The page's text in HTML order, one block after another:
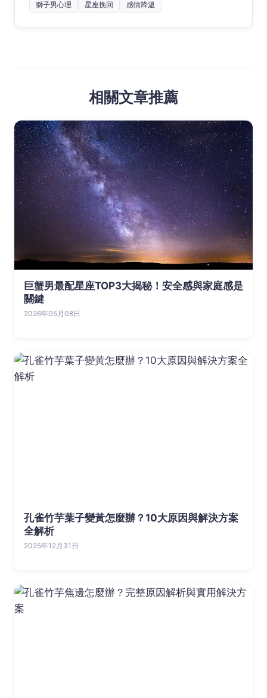
獅子男心理 星座挽回 感情降溫
相關文章推薦
巨蟹男最配星座TOP3大揭秘！安全感與家庭感是
關鍵
2026年05月08日
孔雀竹芋葉子變黃怎麼辦？10大原因與解決方案
全解析
2025年12月31日